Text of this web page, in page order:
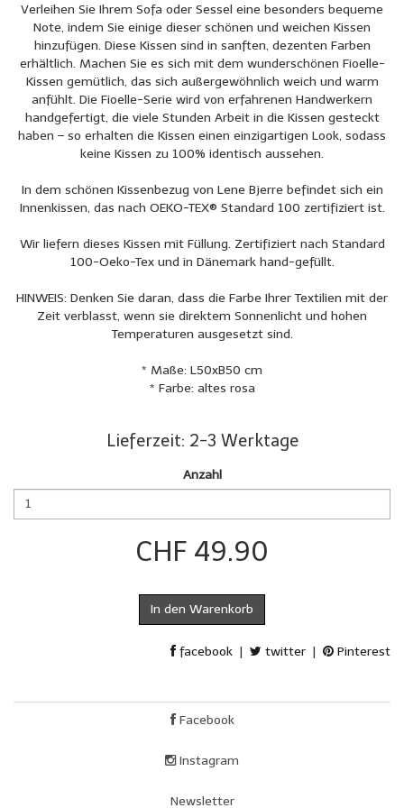
Verleihen Sie Ihrem Sofa oder Sessel eine besonders bequeme
Note, indem Sie einige dieser schönen und weichen Kissen
hinzufügen. Diese Kissen sind in sanften, dezenten Farben
erhältlich. Machen Sie es sich mit dem wunderschönen Fioelle-
Kissen gemütlich, das sich außergewöhnlich weich und warm
anfühlt. Die Fioelle-Serie wird von erfahrenen Handwerkern
handgefertigt, die viele Stunden Arbeit in die Kissen gesteckt
haben – so erhalten die Kissen einen einzigartigen Look, sodass
keine Kissen zu 100% identisch aussehen.
In dem schönen Kissenbezug von Lene Bjerre befindet sich ein
Innenkissen, das nach OEKO-TEX® Standard 100 zertifiziert ist.
Wir liefern dieses Kissen mit Füllung. Zertifiziert nach Standard
100-Oeko-Tex und in Dänemark hand-gefüllt.
HINWEIS: Denken Sie daran, dass die Farbe Ihrer Textilien mit der
Zeit verblasst, wenn sie direktem Sonnenlicht und hohen
Temperaturen ausgesetzt sind.
* Maße: L50xB50 cm
* Farbe: altes rosa
Lieferzeit: 2-3 Werktage
Anzahl
CHF 49.90
In den Warenkorb
facebook | twitter | Pinterest
Facebook
Instagram
Newsletter